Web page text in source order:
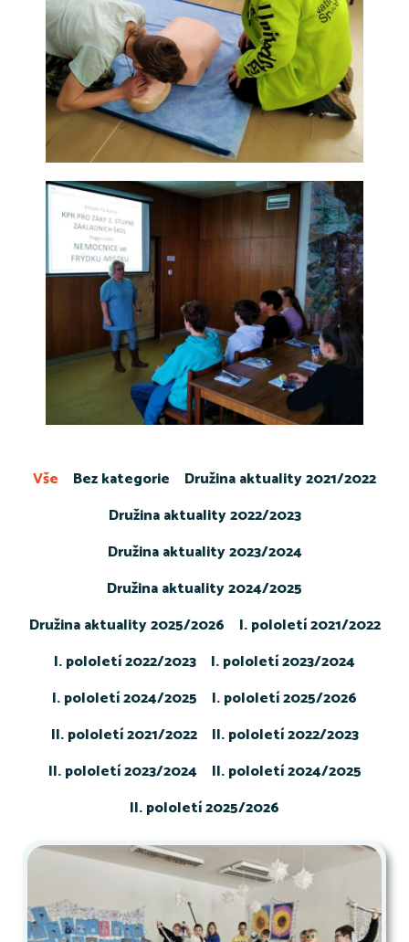
Bez kategorie
Družina aktuality 2021/2022
Družina aktuality 2022/2023
Družina aktuality 2023/2024
Družina aktuality 2024/2025
Družina aktuality 2025/2026
I. pololetí 2021/2022
I. pololetí 2022/2023
I. pololetí 2023/2024
I. pololetí 2024/2025
I. pololetí 2025/2026
II. pololetí 2021/2022
II. pololetí 2022/2023
II. pololetí 2023/2024
II. pololetí 2024/2025
II. pololetí 2025/2026
Vše